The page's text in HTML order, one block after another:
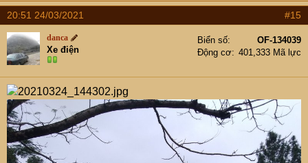
20:51 24/03/2021 #15
danca
Xe điện
Biển số
OF-134039
Động cơ
401,333 Mã lực